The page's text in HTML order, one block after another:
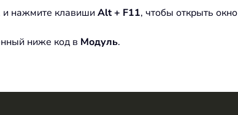
и нажмите клавиши Alt + F11, чтобы открыть окно
ниже код в Модуль.